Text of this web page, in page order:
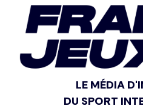
LE MÉDIA
DU SPORT